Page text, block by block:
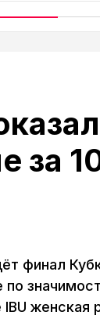
за
финал
женская